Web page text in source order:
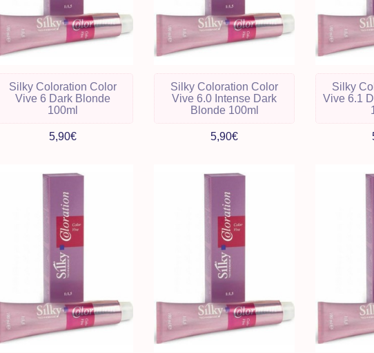
Silky Coloration Color
Vive 6 Dark Blonde
100ml
5,90€
Silky Coloration Color
Vive 6.0 Intense Dark
Blonde 100ml
5,90€
Silky
Vive 6.1